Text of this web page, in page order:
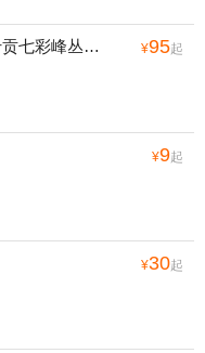
贵德国家地质公园阿什贡七彩峰丛景区 (4A)¥95起
¥9起
¥30起